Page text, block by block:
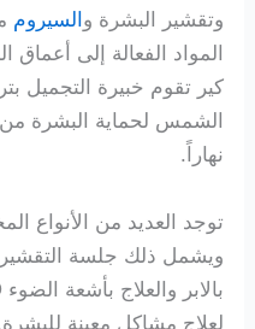
وتقشير البشرة و السيروم
المواد الفعالة إلى
كير تقوم خبيرة التجميل
الشمس لحماية البشرة
نهاراً.
توجد العديد من الأنواع
ويشمل ذلك جلسة التقشير
لعلاج مشاكل معينة